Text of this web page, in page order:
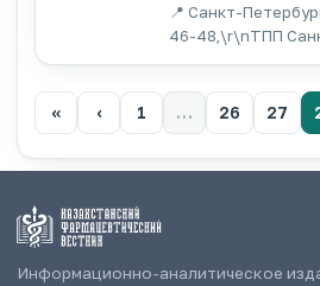
📍 Санкт-
46-48,\r\nТПП
« ‹ 1 … 26 27
Информационно-аналитическое